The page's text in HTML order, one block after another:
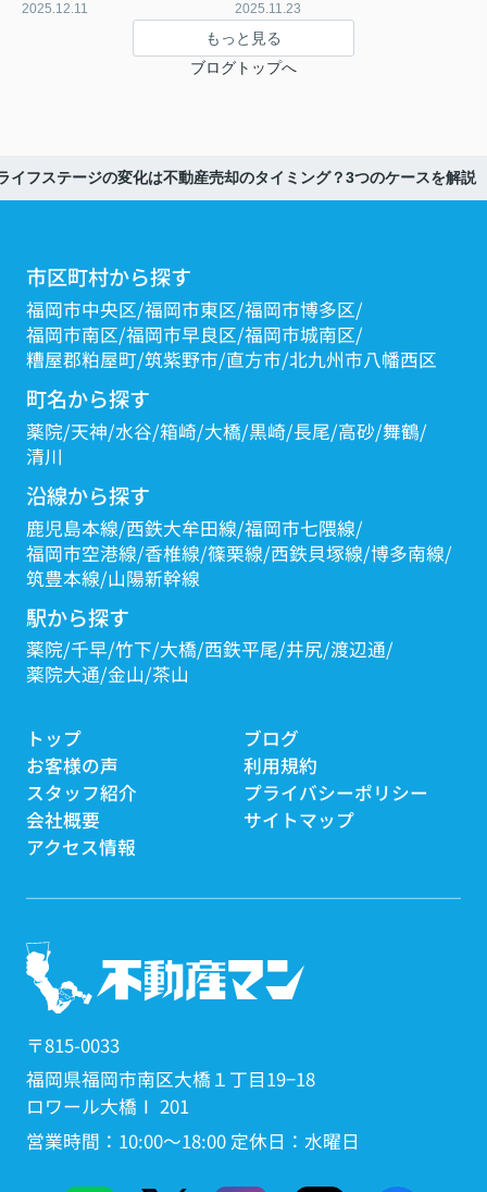
2025.12.11 2025.11.23
もっと見る
ブログトップへ
イフステージの変化は不動産売却のタイミング？3つのケースを解説
市区町村から探す
福岡市中央区 福岡市東区 福岡市博多区
福岡市南区 福岡市早良区 福岡市城南区
糟屋郡粕屋町 筑紫野市 直方市 北九州市八幡西区
町名から探す
薬院 天神 水谷 箱崎 大橋 黒崎 長尾 高砂 舞鶴
清川
沿線から探す
鹿児島本線 西鉄大牟田線 福岡市七隈線
福岡市空港線 香椎線 篠栗線 西鉄貝塚線 博多南線
筑豊本線 山陽新幹線
駅から探す
薬院 千早 竹下 大橋 西鉄平尾 井尻 渡辺通
薬院大通 金山 茶山
トップ
お客様の声
スタッフ紹介
会社概要
アクセス情報
ブログ
利用規約
プライバシーポリシー
サイトマップ
〒815-0033
福岡県福岡市南区大橋１丁目19−18
ロワール大橋Ⅰ 201
営業時間：10:00～18:00 定休日：水曜日